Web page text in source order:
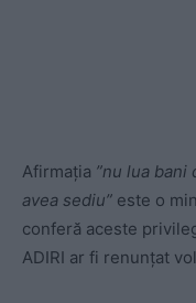
Afirmația ”nu lua bani
avea sediu” este o
conferă aceste
ADIRI ar fi renunțat